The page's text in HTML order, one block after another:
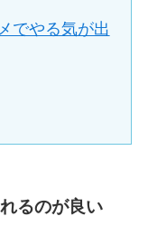
でやる気が出
るのが良い